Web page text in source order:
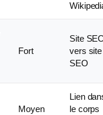
Fort
Site
vers site
SEO
Moyen
Lien
le corps